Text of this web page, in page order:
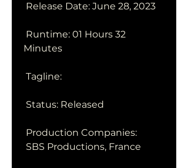
Release Date: June 28, 2023
Minutes
Tagline:
Status: Released
Production Companies:
SBS Productions, France